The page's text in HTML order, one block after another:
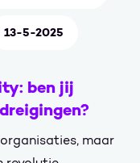
13-5-2025
ben jij
maar